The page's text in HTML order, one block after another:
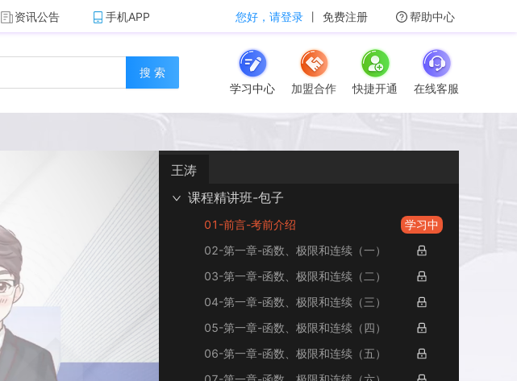
资讯公告 手机APP 您好，请登录 丨 免费注册 帮助中心
搜 索
学习中心
加盟合作 快捷开通 在线客服
王涛
课程精讲班-包子
01-前言-考前介绍
学习中
02-第一章-函数、极限和连续（一）
03-第一章-函数、极限和连续（二）
04-第一章-函数、极限和连续（三）
05-第一章-函数、极限和连续（四）
06-第一章-函数、极限和连续（五）